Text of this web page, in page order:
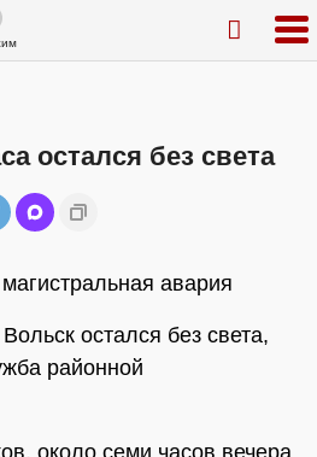
остался без света
авария
остался без света,
районной
около семи часов вечера